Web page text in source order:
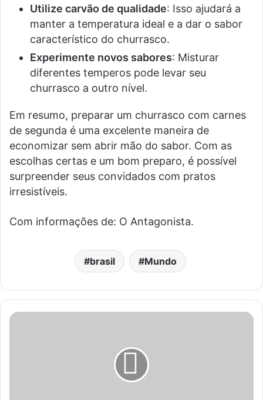
Utilize carvão de qualidade: Isso ajudará a
manter a temperatura ideal e a dar o sabor
característico do churrasco.
Experimente novos sabores: Misturar
diferentes temperos pode levar seu
churrasco a outro nível.
Em resumo, preparar um churrasco com carnes
de segunda é uma excelente maneira de
economizar sem abrir mão do sabor. Com as
escolhas certas e um bom preparo, é possível
surpreender seus convidados com pratos
irresistíveis.
Com informações de: O Antagonista.
brasil Mundo